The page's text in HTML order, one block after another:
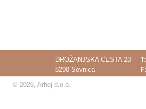
DROŽANJSKA CESTA 23
8290 Sevnica
© 2026, Arhej d.o.o.